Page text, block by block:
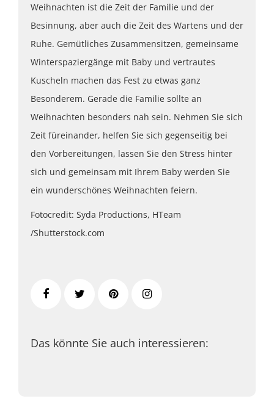
Weihnachten ist die Zeit der Familie und der
Besinnung, aber auch die Zeit des Wartens und der
Ruhe. Gemütliches Zusammensitzen, gemeinsame
Winterspaziergänge mit Baby und vertrautes
Kuscheln machen das Fest zu etwas ganz
Besonderem. Gerade die Familie sollte an
Weihnachten besonders nah sein. Nehmen Sie sich
Zeit füreinander, helfen Sie sich gegenseitig bei
den Vorbereitungen, lassen Sie den Stress hinter
sich und gemeinsam mit Ihrem Baby werden Sie
ein wunderschönes Weihnachten feiern.
Fotocredit: Syda Productions, HTeam
/Shutterstock.com
Das könnte Sie auch interessieren: